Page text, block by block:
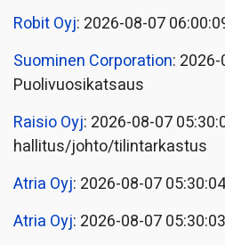
Robit Oyj: 2026-08-07
Suominen Corporation:
Puolivuosikatsaus
Raisio Oyj: 2026-08-07
hallitus/johto/tilintarkastus
Atria Oyj: 2026-08-07
Atria Oyj: 2026-08-07